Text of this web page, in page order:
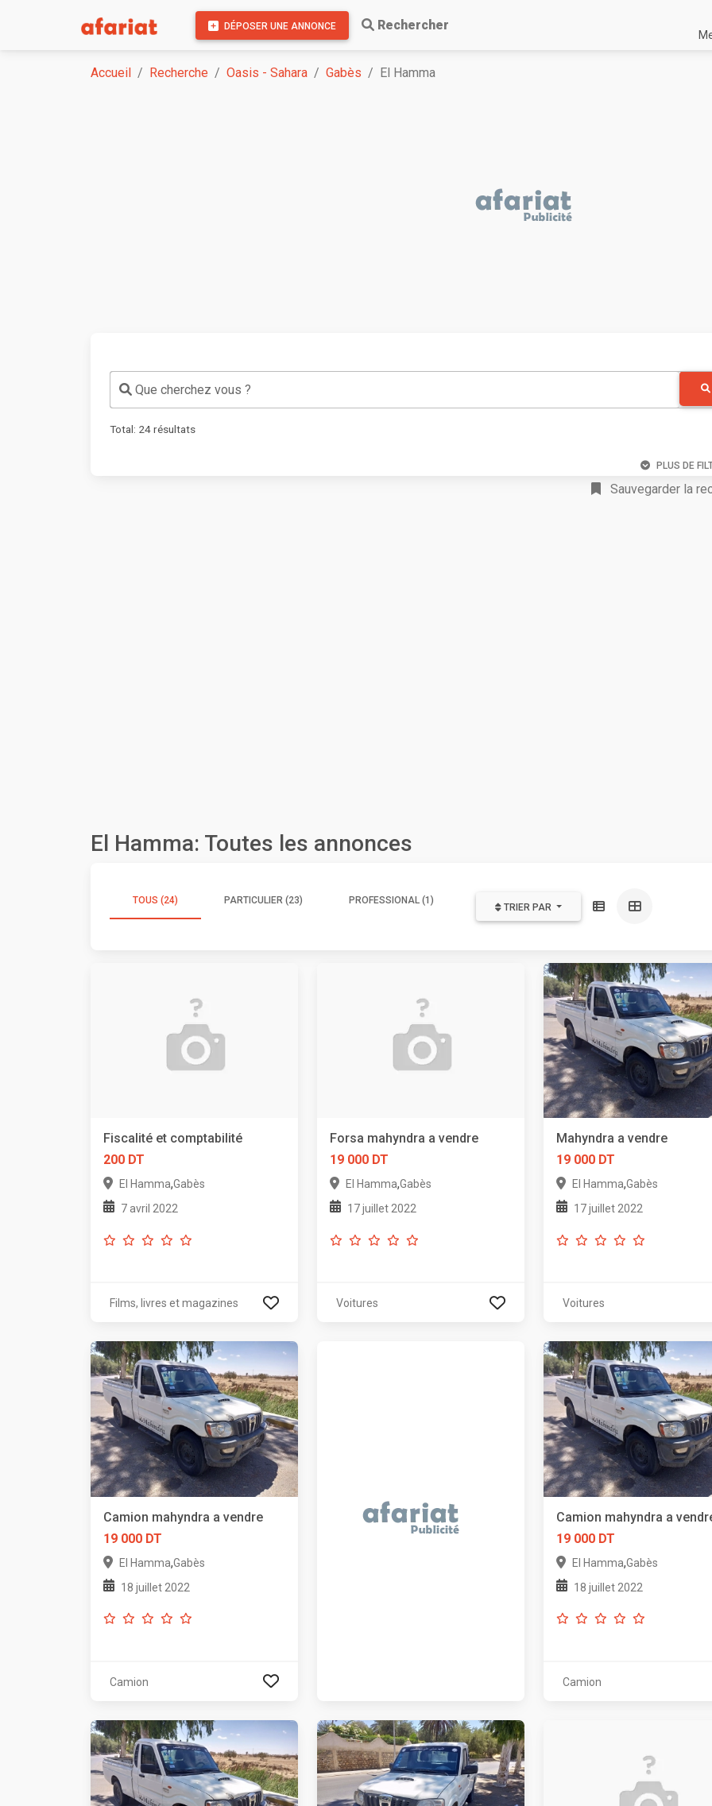
DÉPOSER UNE ANNONCE Rechercher
Accueil Recherche Oasis - Sahara Gabès El Hamma
Que cherchez vous ?
Total: 24résultats
PLUS DE
Sauvegarder la
El Hamma: Toutes les annonces
TOUS (24) PARTICULIER (23) PROFESSIONAL (1)
TRIER PAR
Fiscalité et comptabilité
200 DT
El Hamma,Gabès
7 avril 2022
Films, livres et magazines
Forsa mahyndra a vendre
19 000 DT
El Hamma,Gabès
17 juillet 2022
Voitures
Mahyndra a vendre
19 000 DT
El Hamma,Gabès
17 juillet 2022
Voitures
Camion mahyndra a vendre
19 000 DT
El Hamma,Gabès
18 juillet 2022
Camion
Camion mahyndra a
19 000 DT
El Hamma,Gabès
18 juillet 2022
Camion